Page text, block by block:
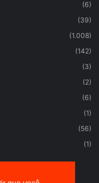
(6)
(39)
(1.008)
(142)
(3)
(2)
(6)
(1)
(56)
(1)